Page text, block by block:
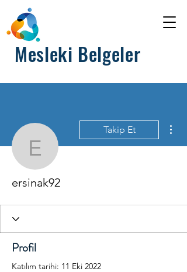
Mesleki Belgeler
ersinak92
Takip Et
ersinak92
Profil
Katılım tarihi: 11 Eki 2022